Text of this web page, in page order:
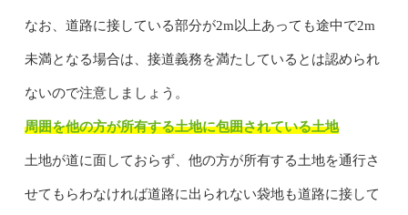
なお、道路に接している部分が2m以上あっても途中で2m
未満となる場合は、接道義務を満たしているとは認められ
ないので注意しましょう。
周囲を他の方が所有する土地に包囲されている土地
土地が道に面しておらず、他の方が所有する土地を通行さ
せてもらわなければ道路に出られない袋地も道路に接して